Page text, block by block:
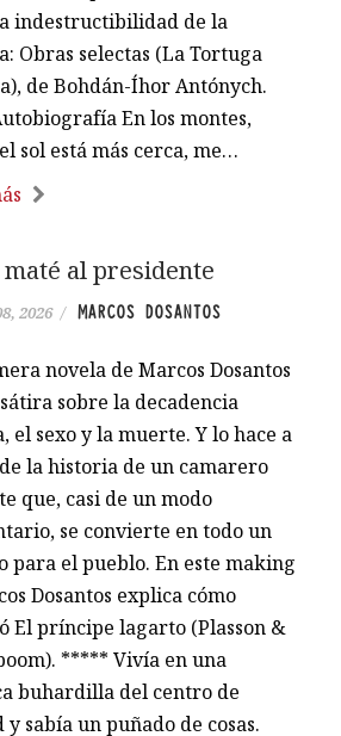
indestructibilidad de la
Obras selectas (La Tortuga
de Bohdán-Íhor Antónych.
En los montes,
sol está más cerca, me…
maté al presidente
2026 / MARCOS DOSANTOS
novela de Marcos Dosantos
sobre la decadencia
el sexo y la muerte. Y lo hace a
la historia de un camarero
que, casi de un modo
se convierte en todo un
para el pueblo. En este making
Dosantos explica cómo
El príncipe lagarto (Plasson &
***** Vivía en una
buhardilla del centro de
sabía un puñado de cosas.